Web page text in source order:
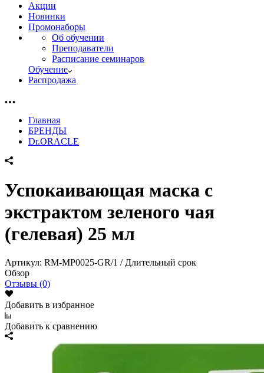
Акции
Новинки
Промонаборы
Об обучении
Преподаватели
Расписание семинаров
Обучение
Распродажа
Главная
БРЕНДЫ
Dr.ORACLE
Успокаивающая маска с
экстрактом зеленого чая
(гелевая) 25 мл
Артикул: RM-MP0025-GR/1 / Длительный срок
Обзор
Отзывы (0)
Добавить в избранное
Добавить к сравнению